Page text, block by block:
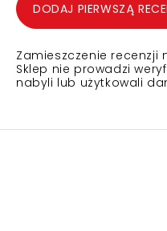
DODAJ PIERWSZĄ
Zamieszczenie
Sklep nie prowadzi
nabyli lub użytkowali